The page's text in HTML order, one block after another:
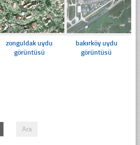
zonguldak uydu
görüntüsü
bakırköy uydu
görüntüsü